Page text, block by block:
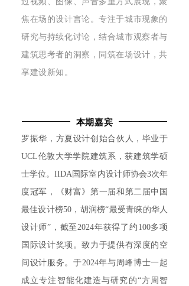
焦在场的设计言论。专注于城市现象的
研究与持续化讨论，结合城市观察者与
建筑思考者的洞察，同筑在场设计，共
享建设新知。
本期嘉宾
罗振华，方夏设计创始合伙人，毕业于
UCL伦敦大学学院建筑系，获建筑学硕
士学位。IIDA国际室内设计师协会3次年
度冠军，《财富》第一届和第二届中国
最佳设计榜50，胡润榜“最受青睐的华人
设计师”，截至2024年获得了约100多项
国际设计奖项。致力于提供有深度的空
间设计服务。于2024年与周峰博士一起
成立专注智能化建造与研究的“方周智